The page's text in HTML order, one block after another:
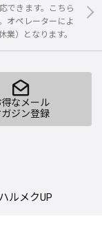
できます。こちら
オペレーターによ
）となります。
得なメール
ジン登録
ハルメクUP